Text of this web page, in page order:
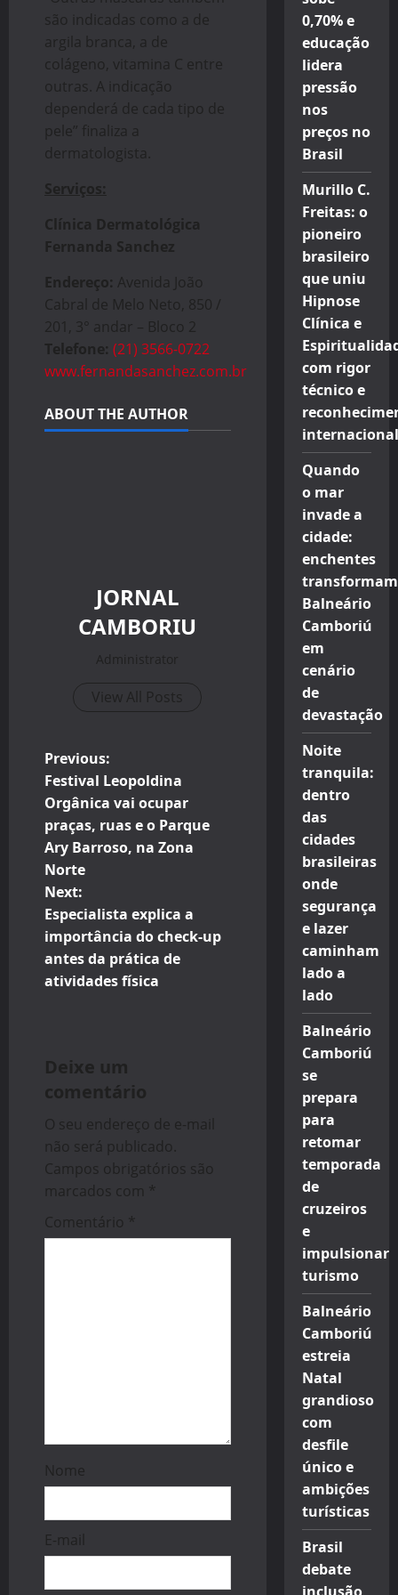
são indicadas como a de
argila branca, a de
colágeno, vitamina C entre
outras. A indicação
dependerá de cada tipo de
pele” finaliza a
dermatologista.
Serviços:
Clínica Dermatológica
Fernanda Sanchez
Endereço: Avenida João
Cabral de Melo Neto, 850 /
201, 3° andar – Bloco 2
Telefone: (21) 3566-0722
www.fernandasanchez.com.br
ABOUT THE AUTHOR
JORNAL
CAMBORIU
Administrator
View All Posts
P
o
s
t
n
a
v
g
a
t
i
o
n
Previous:
Festival Leopoldina
Orgânica vai ocupar
praças, ruas e o Parque
Ary Barroso, na Zona
Norte
Next:
Especialista explica a
importância do check-up
antes da prática de
atividades física
Deixe um
comentário
O seu endereço de e-mail
não será publicado.
Campos obrigatórios são
marcados com *
Comentário *
Nome
E-mail
0,70% e
educação
lidera
pressão
nos
preços no
Brasil
Murillo C.
Freitas: o
pioneiro
brasileiro
que uniu
Hipnose
Clínica e
com rigor
técnico e
internacional
Quando
o mar
invade a
cidade:
enchentes
transformam
Balneário
Camboriú
em
cenário
de
devastação
Noite
tranquila:
dentro
das
cidades
brasileiras
onde
segurança
e lazer
caminham
lado a
lado
Balneário
Camboriú
se
prepara
para
retomar
temporada
de
cruzeiros
e
impulsionar
turismo
Balneário
Camboriú
estreia
Natal
grandioso
com
desfile
único e
ambições
turísticas
Brasil
debate